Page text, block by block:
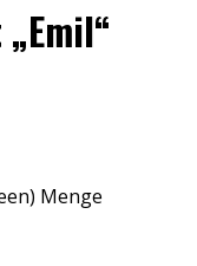
Menge